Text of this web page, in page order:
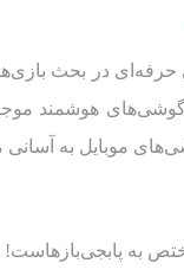
در بحث
هوشمند
موبایل به